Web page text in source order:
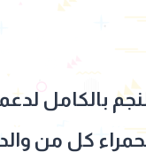
بالكامل
كل من